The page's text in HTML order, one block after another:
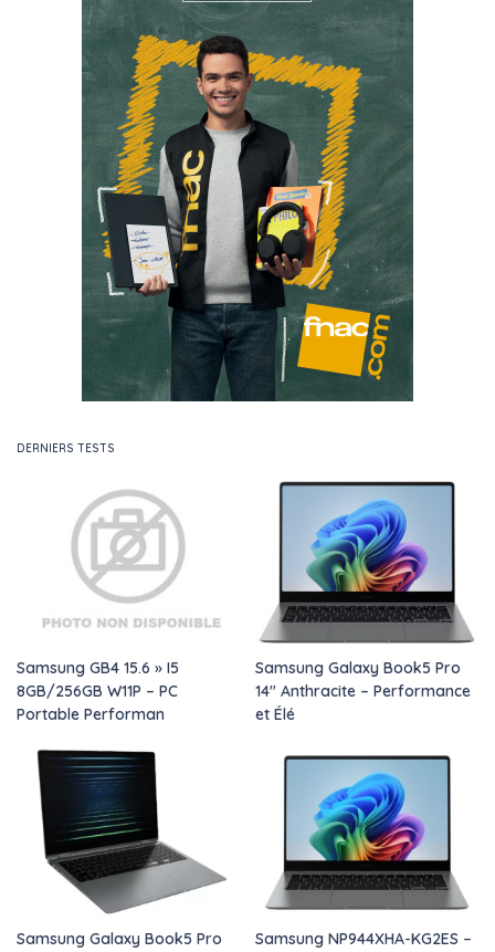
DERNIERS TESTS
Samsung GB4 15.6 » I5
8GB/256GB W11P – PC
Portable Performan
Samsung Galaxy Book5 Pro
14″ Anthracite – Performance
et Élé
Samsung Galaxy Book5 Pro
Samsung NP944XHA-KG2ES –